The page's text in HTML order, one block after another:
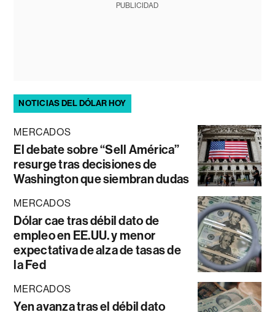
PUBLICIDAD
NOTICIAS DEL DÓLAR HOY
MERCADOS
El debate sobre “Sell América”
resurge tras decisiones de
Washington que siembran dudas
MERCADOS
Dólar cae tras débil dato de
empleo en EE.UU. y menor
expectativa de alza de tasas de
la Fed
MERCADOS
Yen avanza tras el débil dato